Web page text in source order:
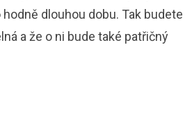
dlouhou dobu. Tak budete
a že o ni bude také patřičný